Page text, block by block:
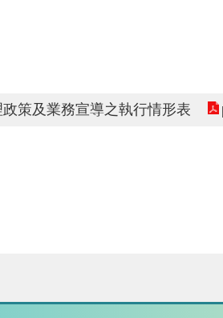
策及業務宣導之執行情形表